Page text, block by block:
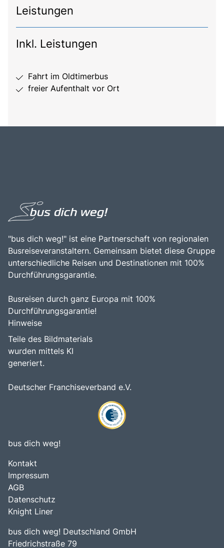
Leistungen
Inkl. Leistungen
Fahrt im Oldtimerbus
freier Aufenthalt vor Ort
"bus dich weg!" ist eine Partnerschaft von regionalen
Busreiseveranstaltern. Gemeinsam bietet diese Gruppe
unterschiedliche Reisen und Destinationen mit 100%
Durchführungsgarantie.
Busreisen durch ganz Europa mit 100%
Durchführungsgarantie!
Hinweise
Teile des Bildmaterials
wurden mittels KI
generiert.
Deutscher Franchiseverband e.V.
bus dich weg!
Kontakt
Impressum
AGB
Datenschutz
Knight Liner
bus dich weg! Deutschland GmbH
Friedrichstraße 79